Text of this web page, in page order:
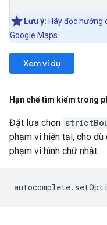
Lưu ý: Hãy đọc hướng
Google Maps.
Xem ví dụ
Hạn chế tìm kiếm trong
Đặt lựa chọn
phạm vi hiện tại, cho
phạm vi hình chữ nhật.
autocomplete.